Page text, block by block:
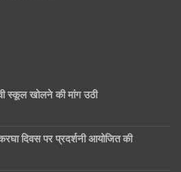
स्कूल खोलने की मांग उठी
दिवस पर प्रदर्शनी आयोजित की